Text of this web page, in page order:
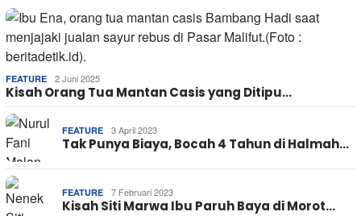
FEATURE 2 Juni 2025
Kisah Orang Tua Mantan Casis yang Ditipu…
FEATURE 3 April 2023
Tak Punya Biaya, Bocah 4 Tahun di Halmah…
FEATURE 7 Februari 2023
Kisah Siti Marwa Ibu Paruh Baya di Morot…